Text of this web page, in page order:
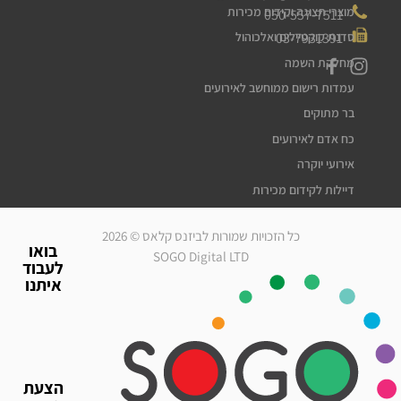
הצעת
בואו
לעבוד
איתנו
050-557-7511
03-7931391
מוצרי תצוגה וקידום מכירות
סדנת קוקטיילים ואלכוהול
מחלקת השמה
עמדות רישום ממוחשב לאירועים
בר מתוקים
כח אדם לאירועים
אירועי יוקרה
דיילות לקידום מכירות
מלצרים לאירועים
סדרנים לאירועים
חברת אבטחה לאירועים
עוזרי הפקה
גיוס עובדים זמניים
כל הזכויות שמורות לביזנס קלאס © 2026
SOGO Digital LTD